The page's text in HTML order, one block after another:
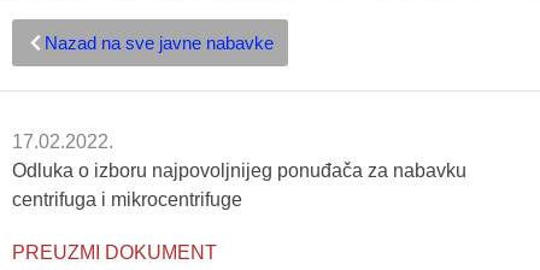
Nazad na sve javne nabavke
17.02.2022.
Odluka o izboru najpovoljnijeg ponuđača za nabavku
centrifuga i mikrocentrifuge
PREUZMI DOKUMENT